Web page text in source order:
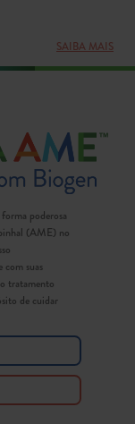
SAIBA MAIS
poderosa
(AME) no
suas
tratamento
de cuidar